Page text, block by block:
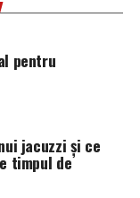
pentru
jacuzzi și ce
timpul de